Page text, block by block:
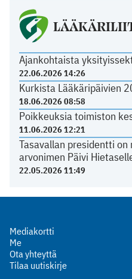
Ajankohtaista
22.06.2026 14:26
Kurkista Lääkäripäivien
18.06.2026 08:58
Poikkeuksia toimiston
11.06.2026 12:21
Tasavallan presidentti
arvonimen Päivi
22.05.2026 11:49
Mediakortti
Me
Ota yhteyttä
Tilaa uutiskirje